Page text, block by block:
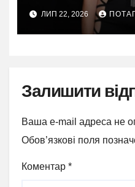
TikTok
ЛИП 22, 2026
Залишити
Ваша e-mail адреса не
Обов’язкові поля
Коментар *